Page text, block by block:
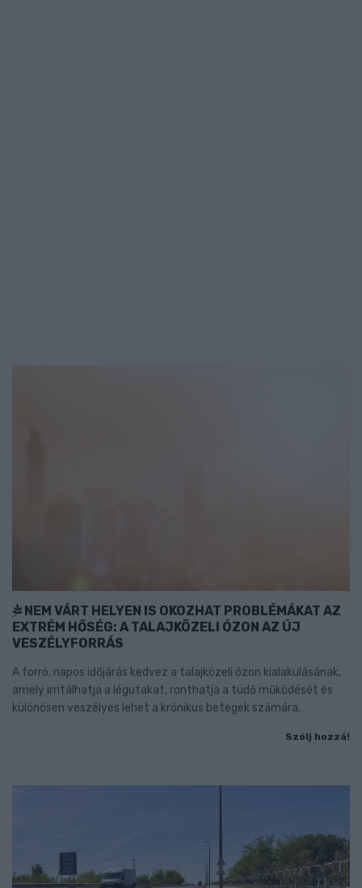
NEM VÁRT HELYEN IS OKOZHAT PROBLÉMÁKAT AZ
EXTRÉM HŐSÉG: A TALAJKÖZELI ÓZON AZ ÚJ
VESZÉLYFORRÁS
A forró, napos időjárás kedvez a talajközeli ózon kialakulásának,
amely irritálhatja a légutakat, ronthatja a tüdő működését és
különösen veszélyes lehet a krónikus betegek számára.
Szólj hozzá!